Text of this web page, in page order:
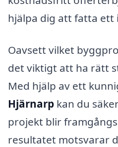
hjälpa dig att fatta
Oavsett vilket
det viktigt att ha rätt
Med hjälp av ett
Hjärnarp kan du
projekt blir
resultatet motsvarar